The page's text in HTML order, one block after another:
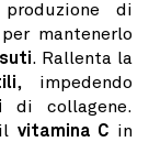
di
mantenerlo
. Rallenta la
, impedendo
di collagene.
vitamina C in